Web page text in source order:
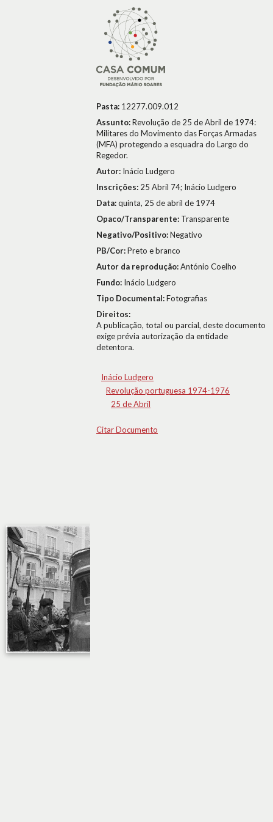
Pasta: 12277.009.012
Assunto:Revolução de 25 de Abril de 1974:
Militares do Movimento das Forças Armadas
(MFA) protegendo a esquadra do Largo do
Regedor.
Autor: Inácio Ludgero
Inscrições: 25 Abril 74; Inácio Ludgero
Data:quinta, 25 de abril de 1974
Opaco/Transparente: Transparente
Negativo/Positivo:Negativo
PB/Cor:Preto e branco
Autor da reprodução:António Coelho
Fundo: Inácio Ludgero
Tipo Documental:Fotografias
Direitos:
A publicação, total ou parcial, deste documento
exige prévia autorização da entidade
detentora.
Inácio Ludgero
Revolução portuguesa 1974-1976
25 de Abril
Citar Documento